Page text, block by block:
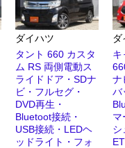
ダイハツ
タント 660 カスタ
ム RS 両側電動ス
ライドドア・SDナ
ビ・フルセグ・
DVD再生・
Bluetoot接続・
USB接続・LEDヘ
ッドライト・フォ
キ
ナ
バ
マ
シ